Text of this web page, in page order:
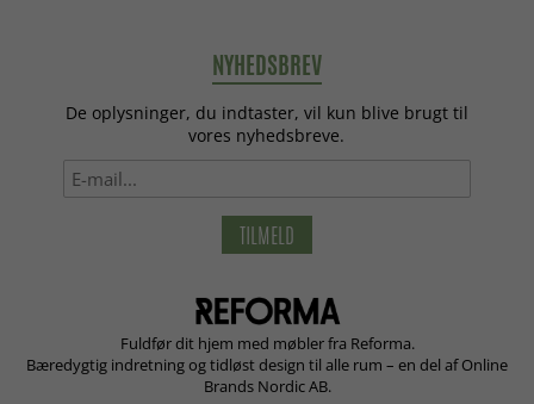
NYHEDSBREV
De oplysninger, du indtaster, vil kun blive brugt til
vores nyhedsbreve.
TILMELD
Fuldfør dit hjem med møbler fra Reforma.
Bæredygtig indretning og tidløst design til alle rum – en del af Online
Brands Nordic AB.